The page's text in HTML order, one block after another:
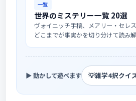
一覧
世界のミステリー一覧 20選
ヴォイニッチ手稿、メアリー・セレ
どこまでが事実かを切り分けて読み解
▶ 動かして遊べます 💡雑学4択クイ